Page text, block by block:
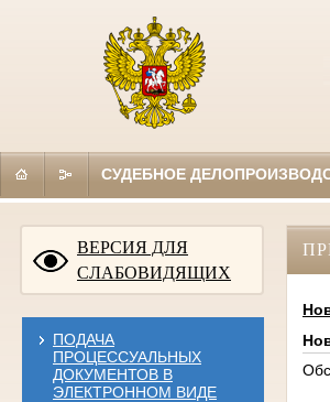
СУДЕБНОЕ
ВЕРСИЯ ДЛЯ
СЛАБОВИДЯЩИХ
ПОДАЧА
ПРОЦЕССУАЛЬНЫХ
ДОКУМЕНТОВ В
ЭЛЕКТРОННОМ ВИДЕ